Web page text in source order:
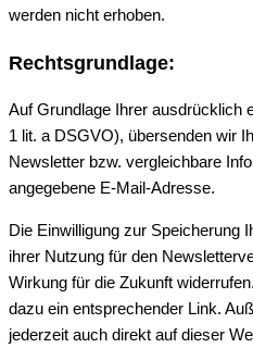
werden nicht erhoben.
Rechtsgrundlage:
Auf Grundlage Ihrer ausdrücklich
1 lit. a DSGVO), übersenden wir
Newsletter bzw. vergleichbare
angegebene E-Mail-Adresse.
Die Einwilligung zur Speicherung
ihrer Nutzung für den
Wirkung für die Zukunft
dazu ein entsprechender Link.
jederzeit auch direkt auf dieser